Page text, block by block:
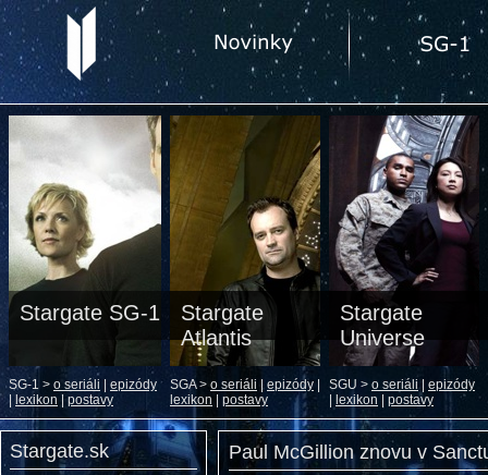
Stargate SG-1
SG-1 > o seriáli
epizódy
lexikon postavy
Stargate
Atlantis
SGA > o seriáli |epizódy
lexikon
postavy
Stargate
Universe
SGU > o seriáli
epizódy
lexikon postavy
Stargate.sk Paul McGillion znovu v